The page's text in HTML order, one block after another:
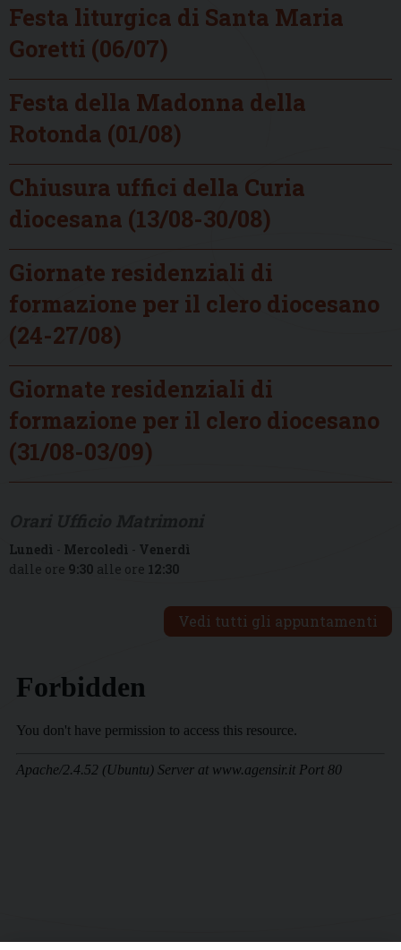
Festa liturgica di Santa Maria
Goretti (06/07)
Festa della Madonna della
Rotonda (01/08)
Chiusura uffici della Curia
diocesana (13/08-30/08)
Giornate residenziali di
formazione per il clero diocesano
(24-27/08)
Giornate residenziali di
formazione per il clero diocesano
(31/08-03/09)
Lunedì - Mercoledì - Venerdì
dalle ore 9:30 alle ore 12:30
Vedi tutti gli appuntamenti